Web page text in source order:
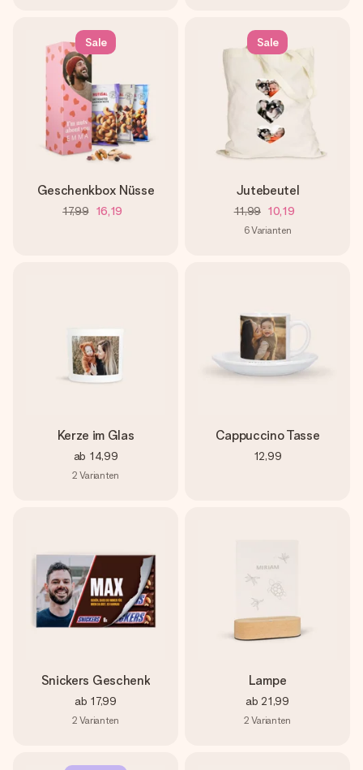
Sale
Geschenkbox Nüsse
17,99 16,19
Sale
Jutebeutel
11,99 10,19
6Varianten
Kerze im Glas
ab 14,99
2 Varianten
Cappuccino Tasse
12,99
Snickers Geschenk
ab 17,99
2 Varianten
Lampe
ab 21,99
2 Varianten